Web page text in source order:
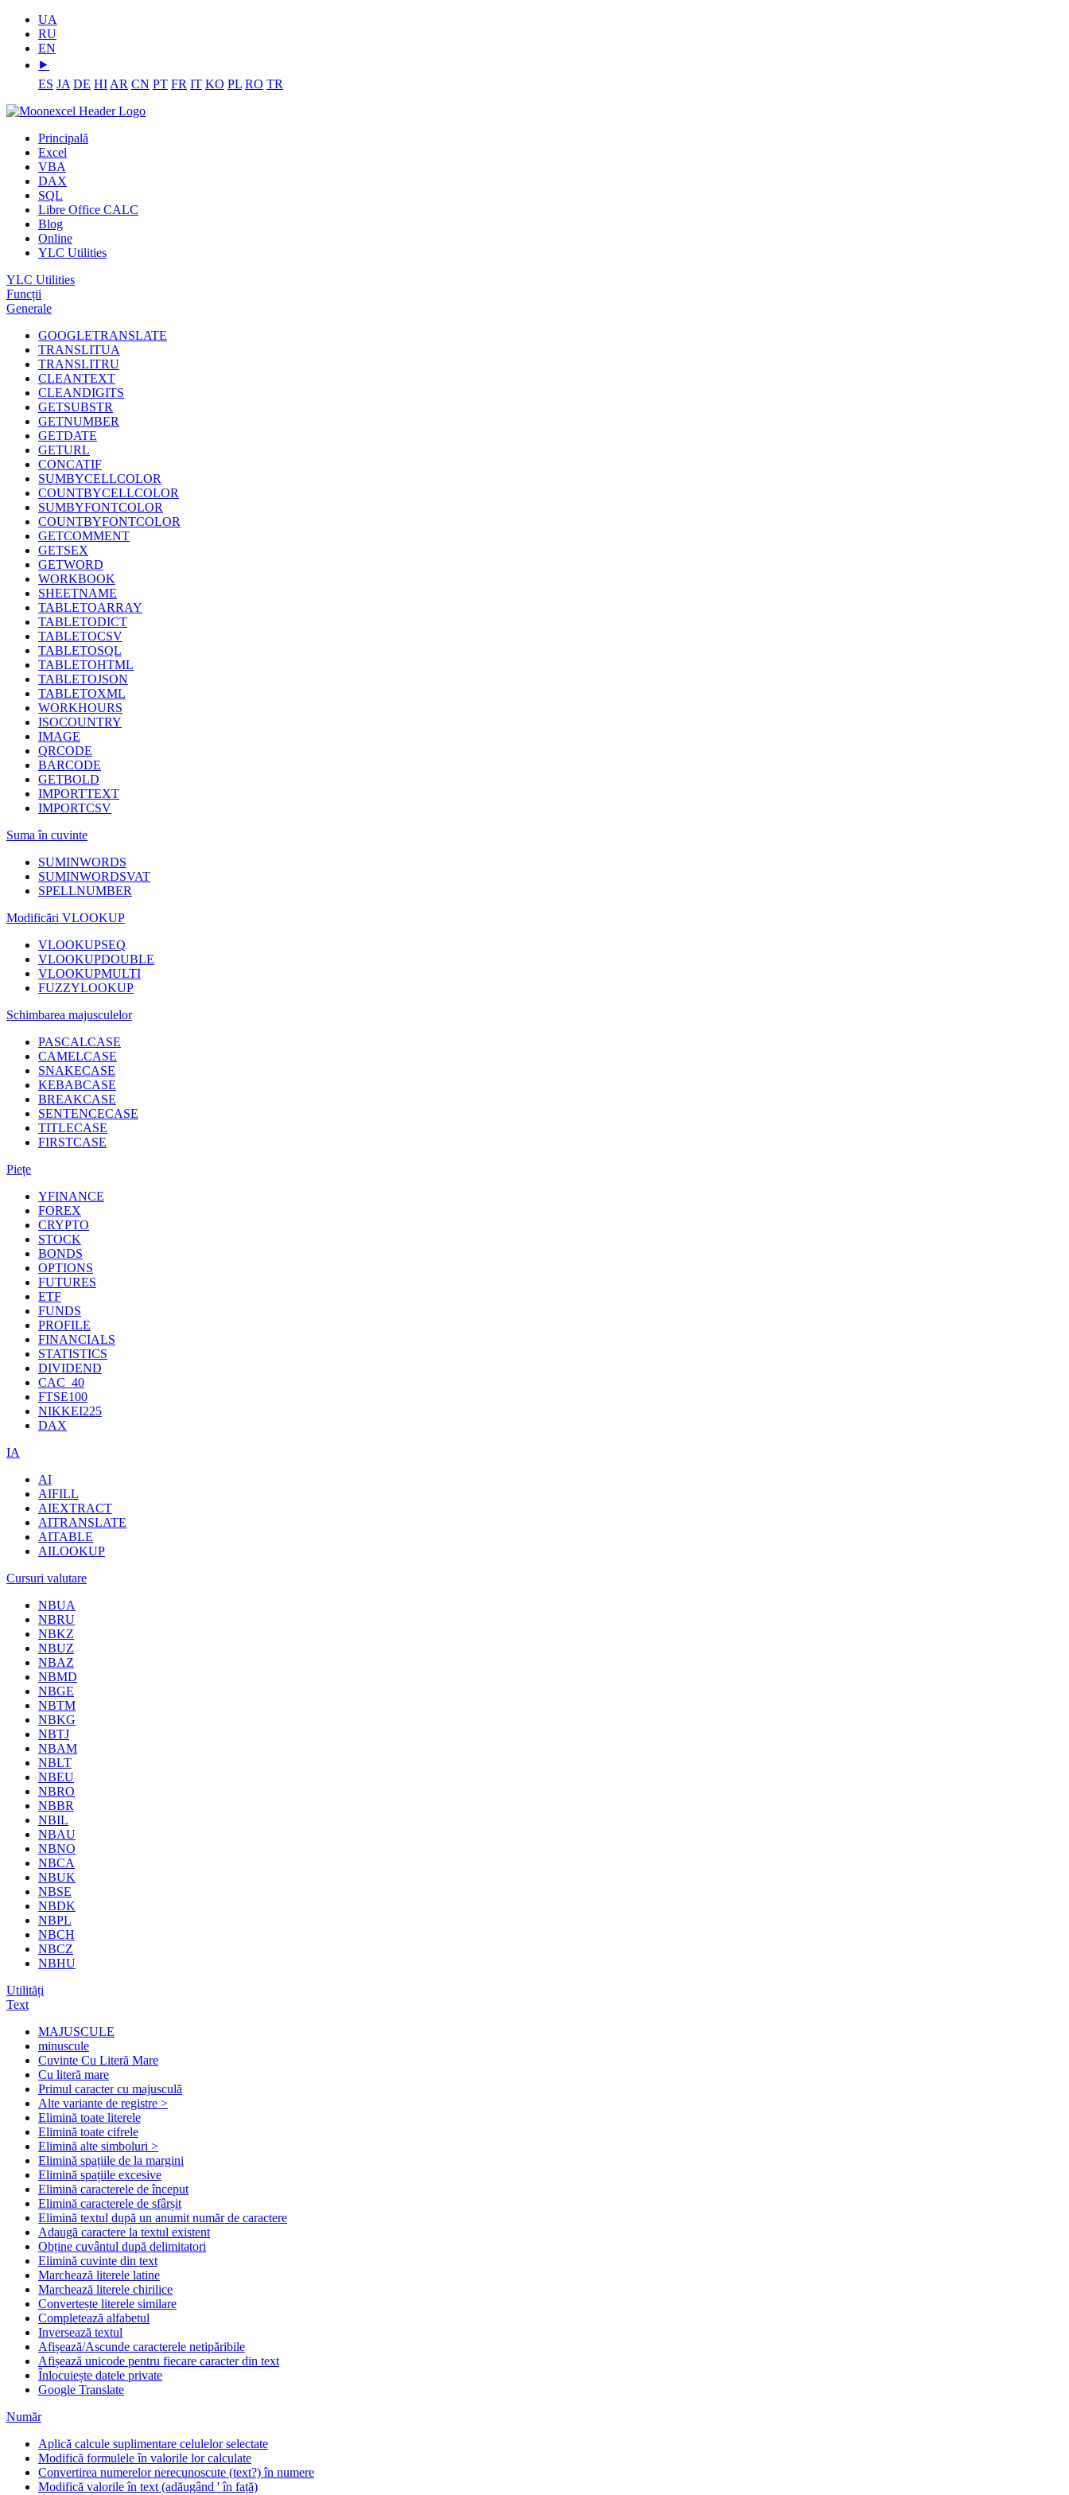
UA
RU
EN
⯈
ES JA DE HI AR CN PT FR IT KO PL RO TR
Principală
Excel
VBA
DAX
SQL
Libre Office CALC
Blog
Online
YLC Utilities
YLC Utilities
Funcții
Generale
GOOGLETRANSLATE
TRANSLITUA
TRANSLITRU
CLEANTEXT
CLEANDIGITS
GETSUBSTR
GETNUMBER
GETDATE
GETURL
CONCATIF
SUMBYCELLCOLOR
COUNTBYCELLCOLOR
SUMBYFONTCOLOR
COUNTBYFONTCOLOR
GETCOMMENT
GETSEX
GETWORD
WORKBOOK
SHEETNAME
TABLETOARRAY
TABLETODICT
TABLETOCSV
TABLETOSQL
TABLETOHTML
TABLETOJSON
TABLETOXML
WORKHOURS
ISOCOUNTRY
IMAGE
QRCODE
BARCODE
GETBOLD
IMPORTTEXT
IMPORTCSV
Suma în cuvinte
SUMINWORDS
SUMINWORDSVAT
SPELLNUMBER
Modificări VLOOKUP
VLOOKUPSEQ
VLOOKUPDOUBLE
VLOOKUPMULTI
FUZZYLOOKUP
Schimbarea majusculelor
PASCALCASE
CAMELCASE
SNAKECASE
KEBABCASE
BREAKCASE
SENTENCECASE
TITLECASE
FIRSTCASE
Piețe
YFINANCE
FOREX
CRYPTO
STOCK
BONDS
OPTIONS
FUTURES
ETF
FUNDS
PROFILE
FINANCIALS
STATISTICS
DIVIDEND
CAC_40
FTSE100
NIKKEI225
DAX
IA
AI
AIFILL
AIEXTRACT
AITRANSLATE
AITABLE
AILOOKUP
Cursuri valutare
NBUA
NBRU
NBKZ
NBUZ
NBAZ
NBMD
NBGE
NBTM
NBKG
NBTJ
NBAM
NBLT
NBEU
NBRO
NBBR
NBIL
NBAU
NBNO
NBCA
NBUK
NBSE
NBDK
NBPL
NBCH
NBCZ
NBHU
Utilități
Text
MAJUSCULE
minuscule
Cuvinte Cu Literă Mare
Cu literă mare
Primul caracter cu majusculă
Alte variante de registre >
Elimină toate literele
Elimină toate cifrele
Elimină alte simboluri >
Elimină spațiile de la margini
Elimină spațiile excesive
Elimină caracterele de început
Elimină caracterele de sfârșit
Elimină textul după un anumit număr de caractere
Adaugă caractere la textul existent
Obține cuvântul după delimitatori
Elimină cuvinte din text
Marchează literele latine
Marchează literele chirilice
Convertește literele similare
Completează alfabetul
Inversează textul
Afișează/Ascunde caracterele netipăribile
Afișează unicode pentru fiecare caracter din text
Înlocuiește datele private
Google Translate
Număr
Aplică calcule suplimentare celulelor selectate
Modifică formulele în valorile lor calculate
Convertirea numerelor nerecunoscute (text?) în numere
Modifică valorile în text (adăugând ' în față)